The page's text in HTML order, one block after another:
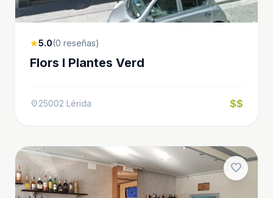
star5.0(0 reseñas)
Flors I Plantes Verd
location_on25002 Lérida $$
favorite